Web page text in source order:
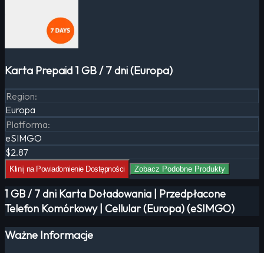
Karta Prepaid 1 GB / 7 dni (Europa)
Region:
Europa
Platforma:
eSIMGO
$2.87
Klinij na Powiadomienie Dostępności Zobacz Podobne Produkty
1 GB / 7 dni Karta Doładowania | Przedpłacone
Telefon Komórkowy | Cellular (Europa) (eSIMGO)
Ważne Informacje